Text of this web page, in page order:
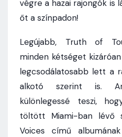
végre a hazai rajongók is
őt a színpadon!
Legújabb, Truth of
minden kétséget
legcsodálatosabb lett a
alkotó szerint is.
különlegessé teszi,
töltött Miami-ban lévő
Voices című